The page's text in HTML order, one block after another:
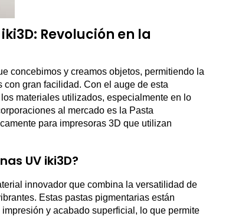
Revolución en la
concebimos y creamos objetos, permitiendo la
gran facilidad. Con el auge de esta
materiales utilizados, especialmente en lo
al mercado es la Pasta
para impresoras 3D que utilizan
UV iki3D?
innovador que combina la versatilidad de
Estas pastas pigmentarias están
y acabado superficial, lo que permite